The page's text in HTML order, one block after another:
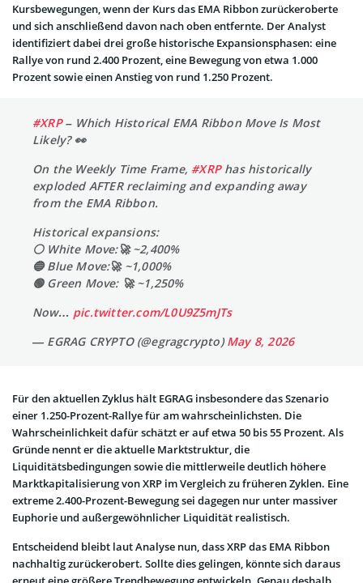
Kursbewegungen, wenn der Kurs das EMA Ribbon zurückeroberte
und sich anschließend davon nach oben entfernte. Der Analyst
identifiziert dabei drei große historische Expansionsphasen: eine
Rallye von rund 2.400 Prozent, eine Bewegung von etwa 1.000
Prozent sowie einen Anstieg von rund 1.250 Prozent.
#XRP– Which Historical EMA Ribbon Move Is Most
Likely? 👀
On the Weekly Time Frame, #XRPhas historically
exploded AFTER reclaiming and expanding away
from the EMA Ribbon.
Historical expansions:
⚪ White Move:🚀 ~2,400%
🔵 Blue Move:🚀 ~1,000%
🟢 Green Move: 🚀 ~1,250%
Now… pic.twitter.com/L0U9Z5mJTs
— EGRAG CRYPTO (@egragcrypto)May 8, 2026
Für den aktuellen Zyklus hält EGRAG insbesondere das Szenario
einer 1.250-Prozent-Rallye für am wahrscheinlichsten. Die
Wahrscheinlichkeit dafür schätzt er auf etwa 50 bis 55 Prozent. Als
Gründe nennt er die aktuelle Marktstruktur, die
Liquiditätsbedingungen sowie die mittlerweile deutlich höhere
Marktkapitalisierung von XRP im Vergleich zu früheren Zyklen. Eine
extreme 2.400-Prozent-Bewegung sei dagegen nur unter massiver
Euphorie und außergewöhnlicher Liquidität realistisch.
Entscheidend bleibt laut Analyse nun, dass XRP das EMA Ribbon
nachhaltig zurückerobert. Sollte dies gelingen, könnte sich daraus